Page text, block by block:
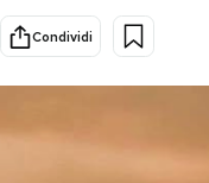
Condividi